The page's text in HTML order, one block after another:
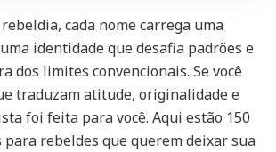
cada nome carrega uma
identidade que desafia padrões e
dos limites convencionais. Se você
traduzam atitude, originalidade e
foi feita para você. Aqui estão 150
para rebeldes que querem deixar sua